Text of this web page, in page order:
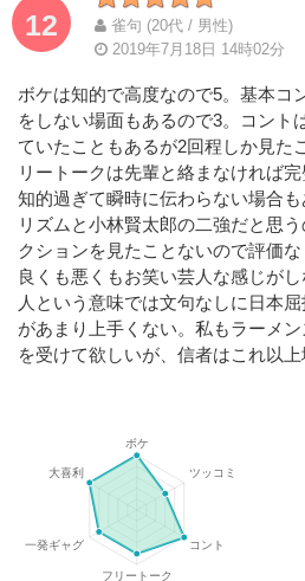
12
雀句 (20代 / 男性)
2019年7月18日 14時02分
ボケは知的で高度なので5。基本コ
をしない場面もあるので3。コント
ていたこともあるが2回程しか見た
リートークは先輩と絡まなければ
知的過ぎて瞬時に伝わらない場合
リズムと小林賢太郎の二強だと思
クションを見たことないので評価な
良くも悪くもお笑い芸人な感じが
人という意味では文句なしに日本
があまり上手くない。私もラーメ
を受けて欲しいが、信者はこれ以上